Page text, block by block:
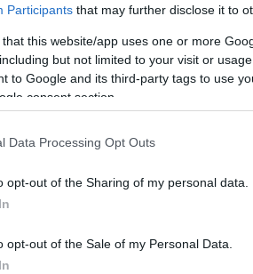
Participants that may further disclose it to
that this website/app uses one or more
but not limited to your visit or
to Google and its third-party tags to use
consent section.
Data Processing Opt Outs
opt-out of the Sharing of my personal data.
opt-out of the Sale of my Personal Data.
σύμφωνα με έκθεση.
η γειτονική
με ποσοστό 43,7%, ενώ
η Ουγγαρία (36,1%), η
χώρες, με πρώτη τη
Φινλανδία (14,9%), και η
η Σλοβενία (16,6%), η
Γερμανία (18,5%).